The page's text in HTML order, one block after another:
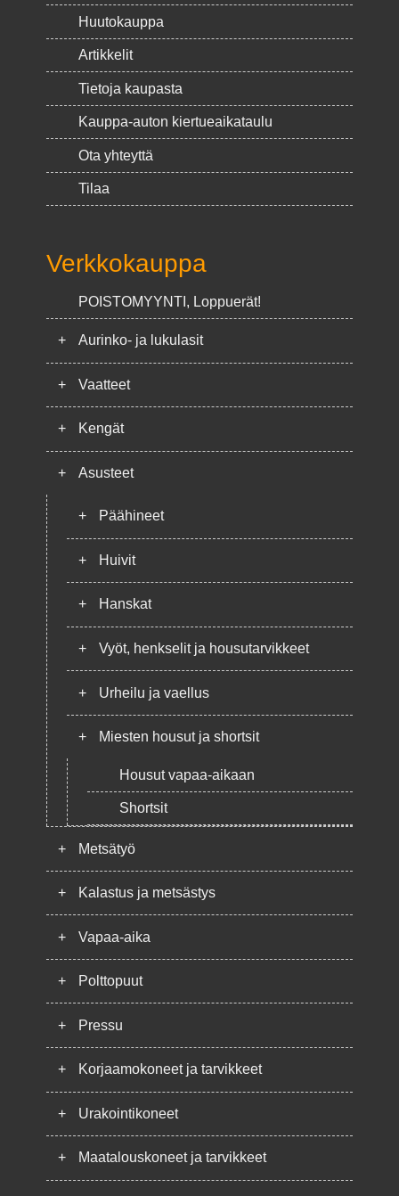
Huutokauppa
Artikkelit
Tietoja kaupasta
Kauppa-auton kiertueaikataulu
Ota yhteyttä
Tilaa
Verkkokauppa
POISTOMYYNTI, Loppuerät!
+ Aurinko- ja lukulasit
+ Vaatteet
+ Kengät
+ Asusteet
+ Päähineet
+ Huivit
+ Hanskat
+ Vyöt, henkselit ja housutarvikkeet
+ Urheilu ja vaellus
+ Miesten housut ja shortsit
Housut vapaa-aikaan
Shortsit
+ Metsätyö
+ Kalastus ja metsästys
+ Vapaa-aika
+ Polttopuut
+ Pressu
+ Korjaamokoneet ja tarvikkeet
+ Urakointikoneet
+ Maatalouskoneet ja tarvikkeet